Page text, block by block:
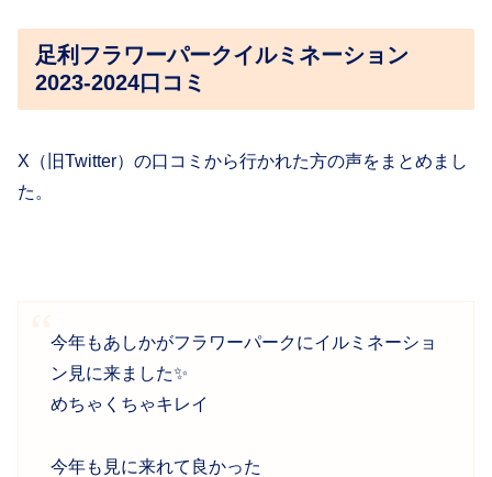
足利フラワーパークイルミネーション
2023-2024口コミ
X（旧Twitter）の口コミから行かれた方の声をまとめまし
た。
今年もあしかがフラワーパークにイルミネーショ
ン見に来ました✨️
めちゃくちゃキレイ
今年も見に来れて良かった